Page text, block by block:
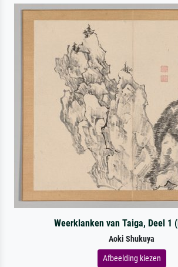
Weerklanken van Taiga, Deel 1
Aoki Shukuya
Afbeelding kiezen